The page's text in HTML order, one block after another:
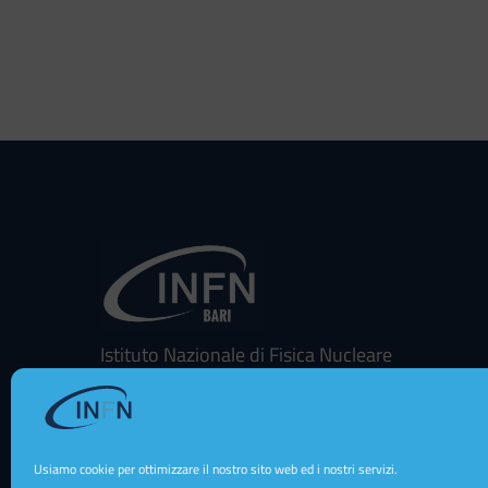
Usiamo cookie per ottimizzare il nostro sito web ed i nostri servizi.
Istituto Nazionale di Fisica Nucleare
Sezione di Bari
Via E. Orabona 4 - 70125 - Bari - Italy